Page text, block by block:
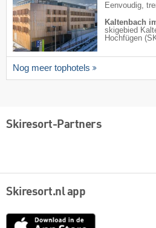
Eenvoudig,
Kaltenbach
skigebied
Hochfügen
Nog meer tophotels
Skiresort-Partners
Skiresort.nl app
App